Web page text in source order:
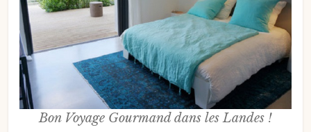
Bon Voyage Gourmand dans les Landes !